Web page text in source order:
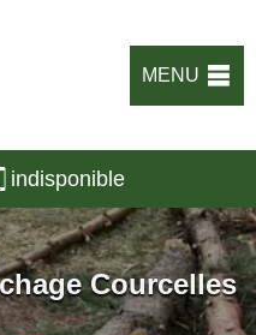
MENU
indisponible
Courcelles